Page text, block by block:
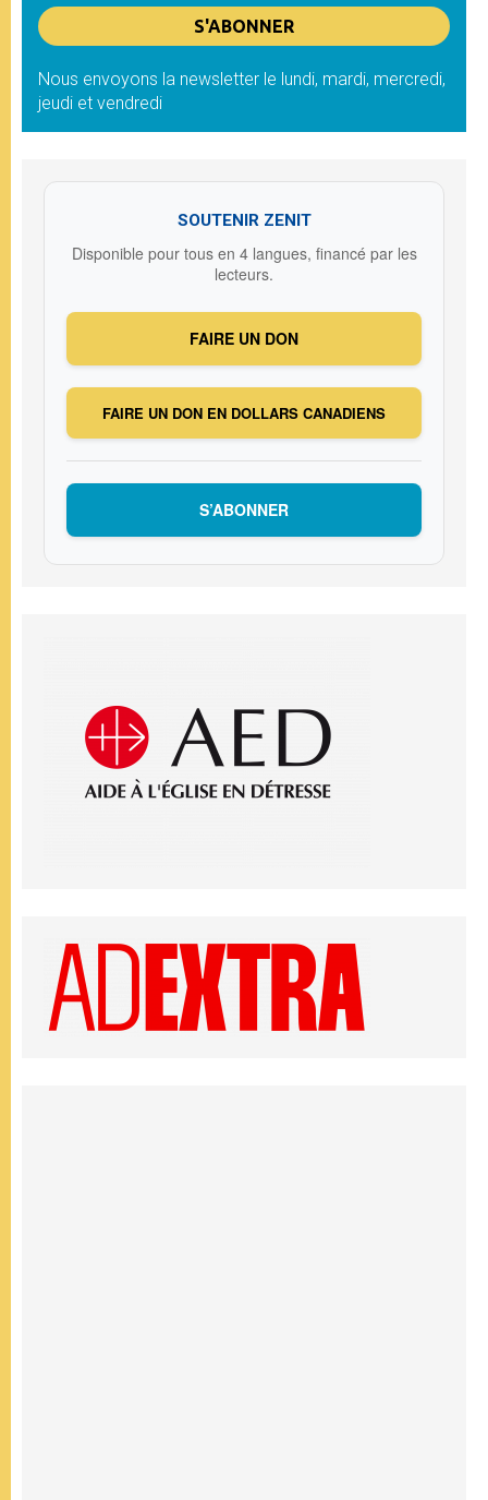
Nous envoyons la newsletter le lundi, mardi, mercredi,
jeudi et vendredi
SOUTENIR ZENIT
Disponible pour tous en 4 langues, financé par les
lecteurs.
FAIRE UN DON
FAIRE UN DON EN DOLLARS CANADIENS
S’ABONNER